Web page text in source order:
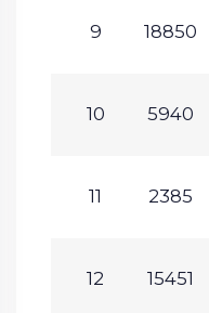
9 18850
10 5940
11 2385
12 15451